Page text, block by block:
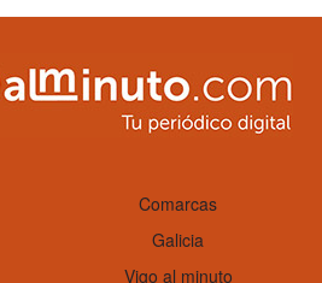
Comarcas
Galicia
Vigo al minuto